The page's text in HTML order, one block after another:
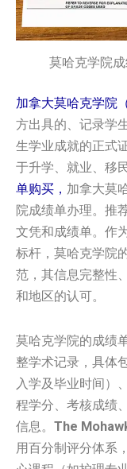
莫哈克学院
加拿大莫哈克学院
方出具的、记录学
生学业成就的正式
于升学、就业、移
单购买， 加拿大莫
院成绩单办理。推
文凭和成绩单。作
标杆，莫哈克学院
范，其信息完整性
和地区的认可。
莫哈克学院的成绩
整学术记录，具体
入学及毕业时间）
程学分、考核成绩
信息。 The
用百分制评分体系